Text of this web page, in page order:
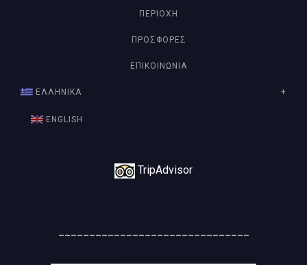
ΠΕΡΙΟΧΉ
ΠΡΟΣΦΟΡΈΣ
ΕΠΙΚΟΙΝΩΝΊΑ
ΕΛΛΗΝΙΚΑ
ENGLISH
TripAdvisor